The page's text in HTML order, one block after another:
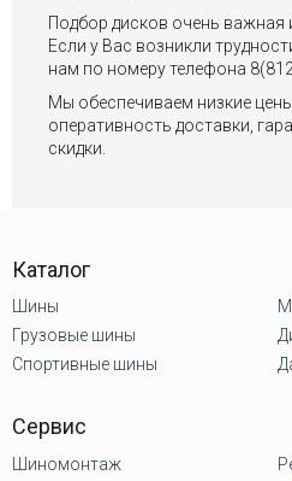
Подбор дисков очень важная
Если у Вас возникли
нам по номеру телефона
Мы обеспечиваем низкие
оперативность доставки,
скидки.
Каталог
Шины
Грузовые шины
Спортивные шины
Сервис
Шиномонтаж